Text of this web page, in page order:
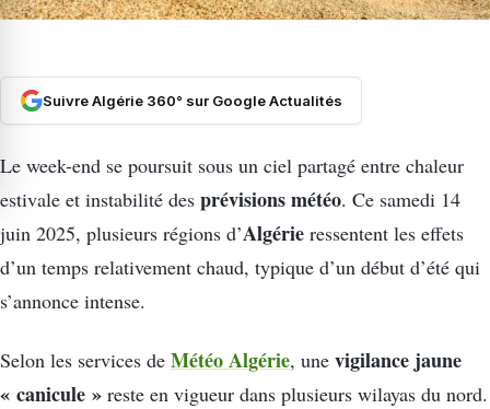
Suivre Algérie 360° sur Google Actualités
Le week-end se poursuit sous un ciel partagé entre chaleur
estivale et instabilité des prévisions météo. Ce samedi 14
juin 2025, plusieurs régions d’Algérie ressentent les effets
d’un temps relativement chaud, typique d’un début d’été qui
s’annonce intense.
Selon les services de Météo Algérie, une vigilance jaune
« canicule » reste en vigueur dans plusieurs wilayas du nord.